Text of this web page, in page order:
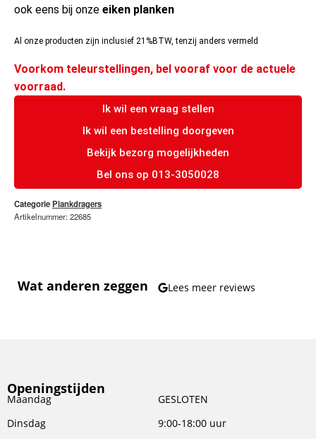
ook eens bij onze eiken planken
Al onze producten zijn inclusief 21%BTW, tenzij anders vermeld
Voorkom teleurstellingen, bel vooraf voor de actuele
voorraad.
Ik wil een vraag stellen
Ik wil een bestelling doorgeven
Bekijk bezorg mogelijkheden
Bel ons op 013-3050028
CategoriePlankdragers
Artikelnummer: 22685
Wat anderen zeggen Lees meer reviews
Openingstijden
Maandag
GESLOTEN
Dinsdag
9:00-18:00 uur